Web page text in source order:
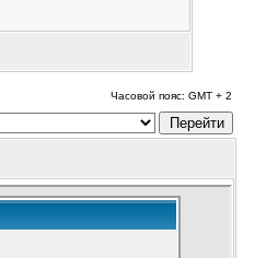
Часовой пояс: GMT + 2